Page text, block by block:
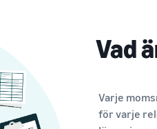
Vad
Varje
för varje